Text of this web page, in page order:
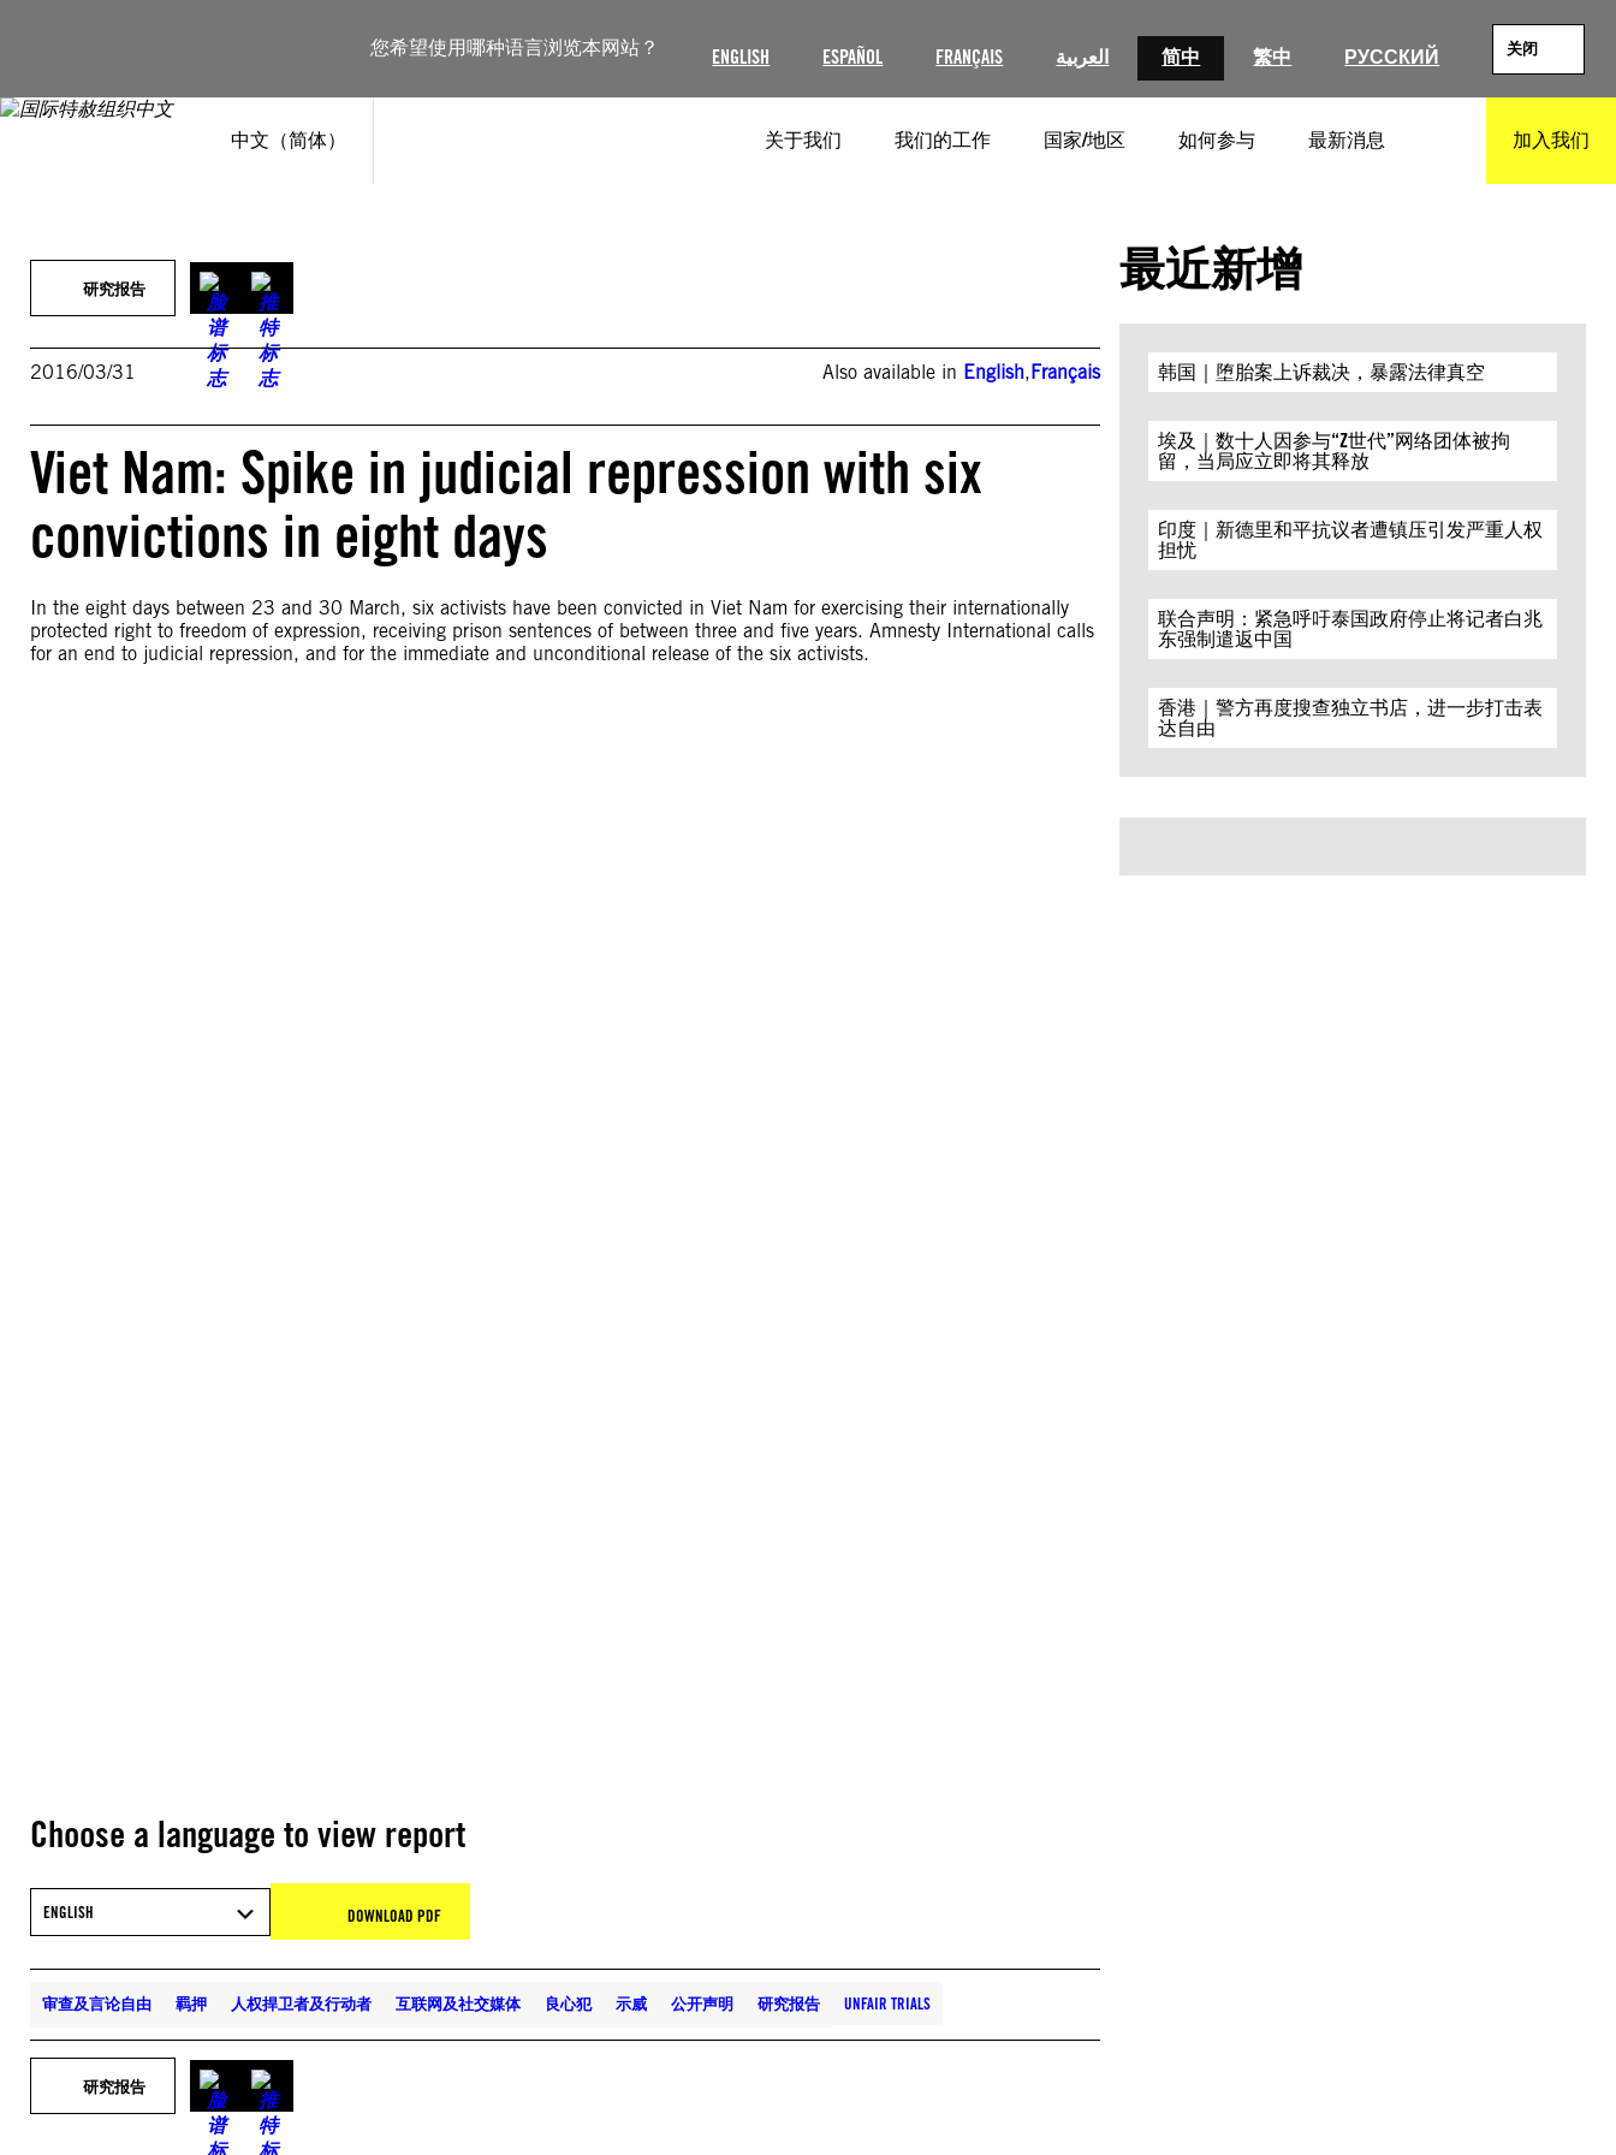
您希望使用哪种语言浏览本网站？ ENGLISH ESPAÑOL FRANÇAIS العربية 简中 繁中 РУССКИЙ 关闭
中文（简体） 关于我们 我们的工作 国家/地区 如何参与 最新消息 加入我们
研究报告
2016/03/31 Also available in English,Français
Viet Nam: Spike in judicial repression with six
convictions in eight days
In the eight days between 23 and 30 March, six activists have been convicted in Viet Nam for exercising their internationally
protected right to freedom of expression, receiving prison sentences of between three and five years. Amnesty International calls
for an end to judicial repression, and for the immediate and unconditional release of the six activists.
Choose a language to view report
ENGLISH DOWNLOAD PDF
审查及言论自由 羁押 人权捍卫者及行动者 互联网及社交媒体 良心犯 示威 公开声明 研究报告 UNFAIR TRIALS
研究报告
最近新增
韩国｜堕胎案上诉裁决，暴露法律真空
埃及｜数十人因参与“Z世代”网络团体被拘
留，当局应立即将其释放
印度｜新德里和平抗议者遭镇压引发严重人权
担忧
联合声明：紧急呼吁泰国政府停止将记者白兆
东强制遣返中国
香港｜警方再度搜查独立书店，进一步打击表
达自由